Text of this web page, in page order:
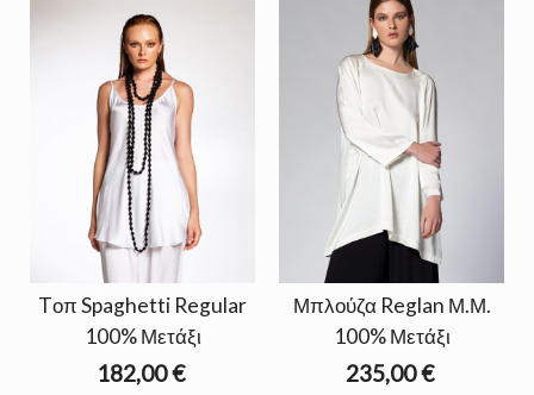
Tοπ Spaghetti Regular
100% Μετάξι
182,00 €
Μπλούζα Reglan Μ.Μ.
100% Μετάξι
235,00 €